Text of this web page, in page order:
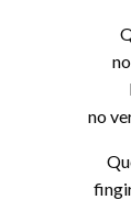
no